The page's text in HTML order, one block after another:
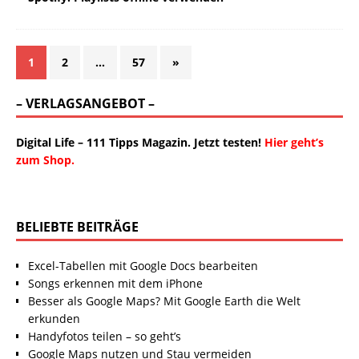
1 2 … 57 »
– VERLAGSANGEBOT –
Digital Life – 111 Tipps Magazin. Jetzt testen! Hier geht’s
zum Shop.
BELIEBTE BEITRÄGE
Excel-Tabellen mit Google Docs bearbeiten
Songs erkennen mit dem iPhone
Besser als Google Maps? Mit Google Earth die Welt
erkunden
Handyfotos teilen – so geht’s
Google Maps nutzen und Stau vermeiden